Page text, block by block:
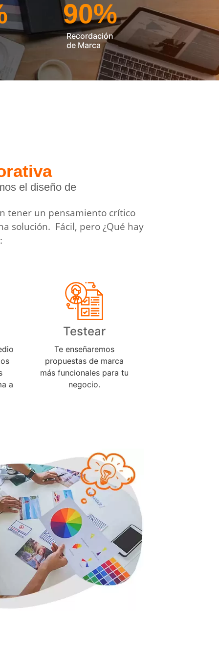
Recordación
de Marca
90%
3 4
el diseño de
tener un pensamiento crítico
solución. Fácil, pero ¿Qué hay
a
Testear
Te enseñaremos
propuestas de marca
más funcionales para tu
negocio.